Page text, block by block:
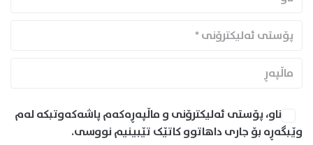
ناو، پۆستی ئەلیکترۆنی و ماڵپەڕەکەم پاشەکەوتبکە لەم
وێبگەڕە بۆ جاری داهاتوو کاتێک تێبینیم نووسی.